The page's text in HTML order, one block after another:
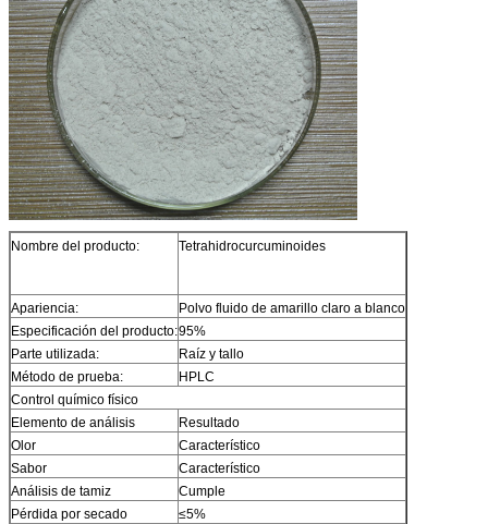
Nombre del producto: Tetrahidrocurcuminoides
Apariencia:
Polvo fluido de amarillo claro a blanco
Especificación del producto:95%
Parte utilizada:
Raíz y tallo
Método de prueba:
HPLC
Control químico físico
Elemento de análisis
Resultado
Olor
Característico
Sabor
Característico
Análisis de tamiz
Cumple
Pérdida por secado
≤5%